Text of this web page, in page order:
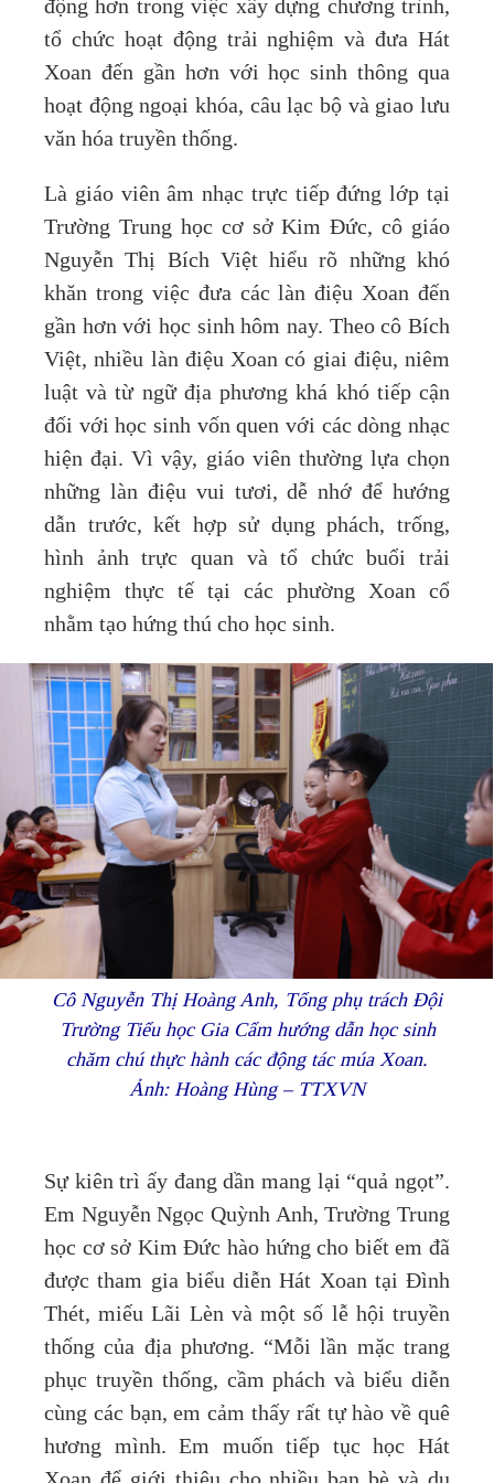
động hơn trong việc xây dựng chương trình,
tổ chức hoạt động trải nghiệm và đưa Hát
Xoan đến gần hơn với học sinh thông qua
hoạt động ngoại khóa, câu lạc bộ và giao lưu
văn hóa truyền thống.
Là giáo viên âm nhạc trực tiếp đứng lớp tại
Trường Trung học cơ sở Kim Đức, cô giáo
Nguyễn Thị Bích Việt hiểu rõ những khó
khăn trong việc đưa các làn điệu Xoan đến
gần hơn với học sinh hôm nay. Theo cô Bích
Việt, nhiều làn điệu Xoan có giai điệu, niêm
luật và từ ngữ địa phương khá khó tiếp cận
đối với học sinh vốn quen với các dòng nhạc
hiện đại. Vì vậy, giáo viên thường lựa chọn
những làn điệu vui tươi, dễ nhớ để hướng
dẫn trước, kết hợp sử dụng phách, trống,
hình ảnh trực quan và tổ chức buổi trải
nghiệm thực tế tại các phường Xoan cổ
nhằm tạo hứng thú cho học sinh.
Cô Nguyễn Thị Hoàng Anh, Tổng phụ trách Đội
Trường Tiểu học Gia Cẩm hướng dẫn học sinh
chăm chú thực hành các động tác múa Xoan.
Ảnh: Hoàng Hùng – TTXVN
Sự kiên trì ấy đang dần mang lại “quả ngọt”.
Em Nguyễn Ngọc Quỳnh Anh, Trường Trung
học cơ sở Kim Đức hào hứng cho biết em đã
được tham gia biểu diễn Hát Xoan tại Đình
Thét, miếu Lãi Lèn và một số lễ hội truyền
thống của địa phương. “Mỗi lần mặc trang
phục truyền thống, cầm phách và biểu diễn
cùng các bạn, em cảm thấy rất tự hào về quê
hương mình. Em muốn tiếp tục học Hát